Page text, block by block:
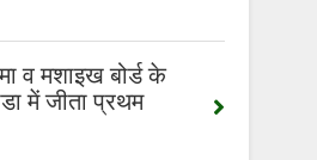
व मशाइख बोर्ड के
में जीता प्रथम